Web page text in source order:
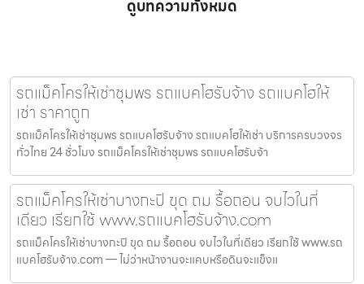
ดูบทความทั้งหมด
รถแม็คโครให้เช่าชุมพร รถแบคโฮรับจ้าง รถแบคโฮให้
เช่า ราคาถูก
รถแม็คโครให้เช่าชุมพร รถแบคโฮรับจ้าง รถแบคโฮให้เช่า บริการครบวงจร
ทั่วไทย 24 ชั่วโมง รถแม็คโครให้เช่าชุมพร รถแบคโฮรับจ้า
รถแม็คโครให้เช่าบางกะปิ ขุด ถม รื้อถอน จบไวในที่
เดียว เรียกใช้ www.รถแบคโฮรับจ้าง.com
รถแม็คโครให้เช่าบางกะปิ ขุด ถม รื้อถอน จบไวในที่เดียว เรียกใช้ www.รถ
แบคโฮรับจ้าง.com — ไม่ว่าหน้างานจะแคบหรือดินจะแข็งแ